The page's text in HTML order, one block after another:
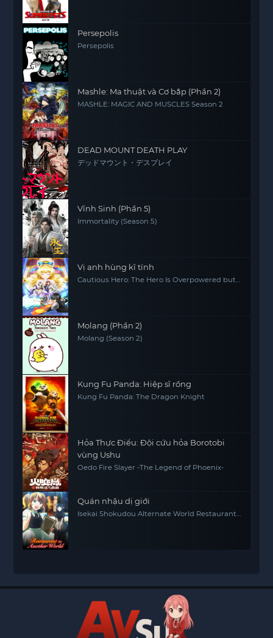
Persepolis
Persepolis
Mashle: Ma thuật và Cơ bắp (Phần 2)
MASHLE: MAGIC AND MUSCLES Season 2
DEAD MOUNT DEATH PLAY
デッドマウント・デスプレイ
Vĩnh Sinh (Phần 5)
Immortality (Season 5)
Vị anh hùng kĩ tính
Cautious Hero: The Hero Is Overpowered but
Molang (Phần 2)
Molang (Season 2)
Kung Fu Panda: Hiệp sĩ rồng
Kung Fu Panda: The Dragon Knight
Hỏa Thực Điểu: Đội cứu hỏa Borotobi
vùng Ushu
Oedo Fire Slayer -The Legend of Phoenix-
Quán nhậu dị giới
Isekai Shokudou Alternate World Restaurant